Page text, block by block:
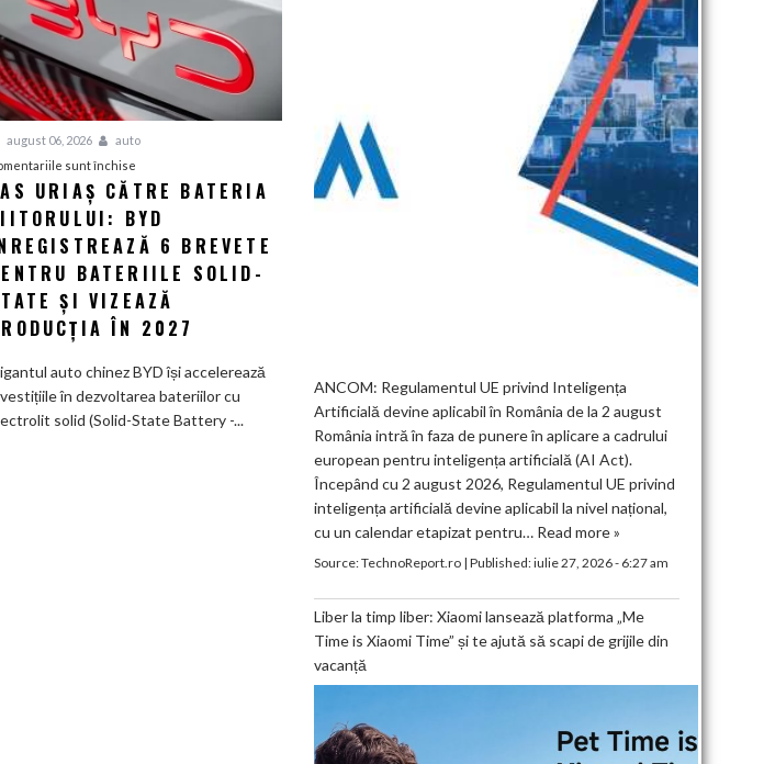
august 06, 2026
auto
sunt închise
Pas
uriaș
către
viitorului:
BYD
înregistrează
brevete
pentru
bateriile
URIAȘ CĂTRE BATERIA
BYD
6 BREVETE
BATERIILE SOLID-
ȘI VIZEAZĂ
ÎN 2027
auto chinez BYD își accelerează
în dezvoltarea bateriilor cu
solid (Solid-State Battery -...
ANCOM: Regulamentul UE privind Inteligența
Artificială devine aplicabil în România de la 2 august
România intră în faza de punere în aplicare a cadrului
european pentru inteligența artificială (AI Act).
Începând cu 2 august 2026, Regulamentul UE privind
inteligența artificială devine aplicabil la nivel național,
cu un calendar etapizat pentru… Read more »
Source:TechnoReport.ro| Published:iulie 27, 2026 - 6:27 am
Liber la timp liber: Xiaomi lansează platforma „Me
Time is Xiaomi Time” și te ajută să scapi de grijile din
vacanță